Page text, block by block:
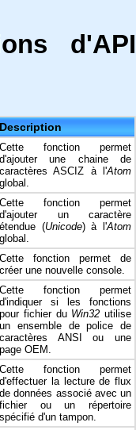
d'API
Description
Cette fonction permet
d'ajouter une chaine de
caractères ASCIZ à l'Atom
global.
Cette fonction permet
d'ajouter un caractère
étendue (Unicode) à l'Atom
global.
Cette fonction permet de
créer une nouvelle console.
Cette fonction permet
d'indiquer si les fonctions
pour fichier du Win32 utilise
un ensemble de police de
caractères ANSI ou une
page OEM.
Cette fonction permet
d'effectuer la lecture de flux
de données associé avec un
fichier ou un répertoire
spécifié d'un tampon.